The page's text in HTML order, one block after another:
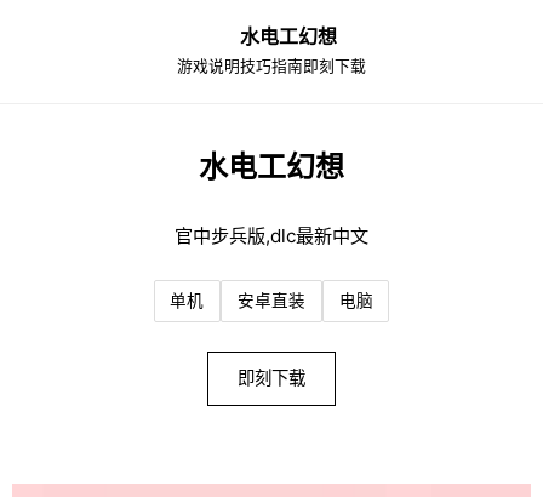
水电工幻想
游戏说明技巧指南 即刻下载
水电工幻想
官中步兵版,dlc最新中文
单机 安卓直装 电脑
即刻下载